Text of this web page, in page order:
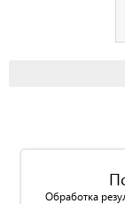
Обработка